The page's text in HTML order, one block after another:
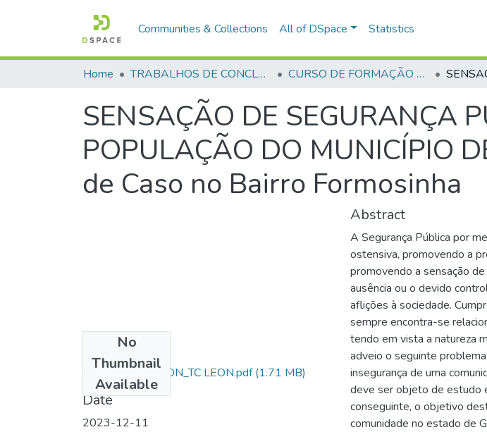
Communities & Collections All of DSpace Statistics
Home TRABALHOS DE CONCLUSÃO DE CURSO - CFP (CURSO DE FORMAÇÃO DE PRAÇAS) CURSO DE FORMAÇÃO DE PRAÇAS - CFP - 2023
SENSAÇÃO DE SEGURANÇA
POPULAÇÃO DO MUNICÍPIO
de Caso no Bairro Formosinha
No
Thumbnail
Available
TCC_AL SD EDSON_TC LEON.pdf(1.71 MB)
Date
2023-12-11
Abstract
A Segurança Pública por
ostensiva, promovendo a
promovendo a sensação
ausência ou o devido
aflições à sociedade.
sempre encontra-se
tendo em vista a natureza
adveio o seguinte
insegurança de uma
deve ser objeto de estudo
conseguinte, o objetivo
comunidade no estado de